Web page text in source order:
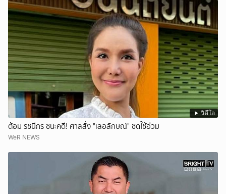
วิดีโอ
ต้อม รชนีกร ชนะคดี! ศาลสั่ง "เลอลักษณ์" ชดใช้อ่วม
WeR NEWS